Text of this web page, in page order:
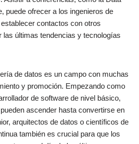
puede ofrecer a los ingenieros de
contactos con otros
las últimas tendencias y tecnologías
de datos es un campo con muchas
y promoción. Empezando como
de software de nivel básico,
ascender hasta convertirse en
arquitectos de datos o científicos de
también es crucial para que los